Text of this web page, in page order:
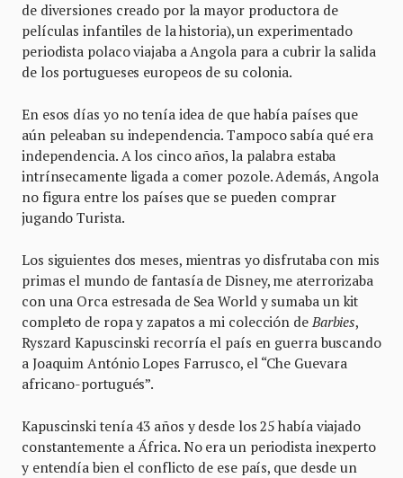
de diversiones creado por la mayor productora de
películas infantiles de la historia), un experimentado
periodista polaco viajaba a Angola para a cubrir la salida
de los portugueses europeos de su colonia.
En esos días yo no tenía idea de que había países que
aún peleaban su independencia. Tampoco sabía qué era
independencia. A los cinco años, la palabra estaba
intrínsecamente ligada a comer pozole. Además, Angola
no figura entre los países que se pueden comprar
jugando Turista.
Los siguientes dos meses, mientras yo disfrutaba con mis
primas el mundo de fantasía de Disney, me aterrorizaba
con una Orca estresada de Sea World y sumaba un kit
completo de ropa y zapatos a mi colección deBarbies,
Ryszard Kapuscinski recorría el país en guerra buscando
a Joaquim António Lopes Farrusco, el “Che Guevara
africano-portugués”.
Kapuscinski tenía 43 años y desde los 25 había viajado
constantemente a África. No era un periodista inexperto
y entendía bien el conflicto de ese país, que desde un